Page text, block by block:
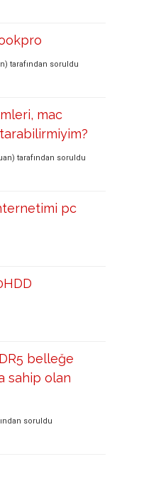
tarafından soruldu
mac
tarafından soruldu
pc
belleğe
sahip olan
soruldu